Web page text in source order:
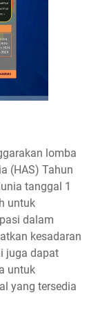
lomba
(HAS) Tahun
tanggal 1
untuk
dalam
kesadaran
juga dapat
untuk
yang tersedia